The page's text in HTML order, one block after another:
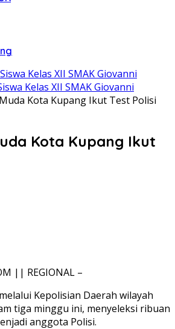
Kelas XII SMAK Giovanni
Kelas XII SMAK Giovanni
Kota Kupang Ikut Test Polisi
Kota Kupang Ikut
|| REGIONAL –
Kepolisian Daerah wilayah
tiga minggu ini, menyeleksi ribuan
anggota Polisi.